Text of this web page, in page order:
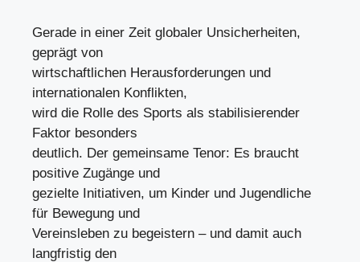
Gerade in einer Zeit globaler Unsicherheiten,
geprägt von
wirtschaftlichen Herausforderungen und
internationalen Konflikten,
wird die Rolle des Sports als stabilisierender
Faktor besonders
deutlich. Der gemeinsame Tenor: Es braucht
positive Zugänge und
gezielte Initiativen, um Kinder und Jugendliche
für Bewegung und
Vereinsleben zu begeistern – und damit auch
langfristig den